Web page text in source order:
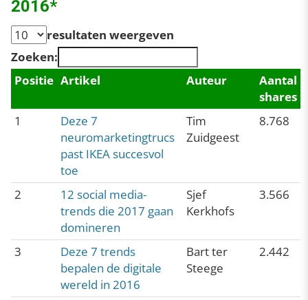
2016*
resultaten weergeven
Zoeken:
Positie Artikel Auteur
Aantal
shares
1
Deze 7
neuromarketingtrucs
past IKEA succesvol
toe
Tim
Zuidgeest
8.768
2
12 social media-
trends die 2017 gaan
domineren
Sjef
Kerkhofs
3.566
3
Deze 7 trends
bepalen de digitale
wereld in 2016
Bart ter
Steege
2.442